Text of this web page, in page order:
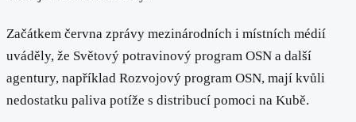
Začátkem června zprávy mezinárodních i místních médií
uváděly, že Světový potravinový program OSN a další
agentury, například Rozvojový program OSN, mají kvůli
nedostatku paliva potíže s distribucí pomoci na Kubě.